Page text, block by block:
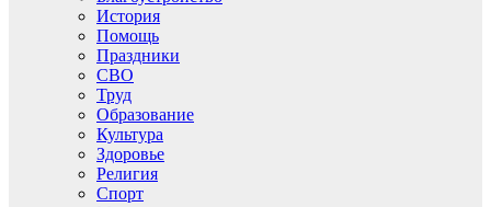
История
Помощь
Праздники
СВО
Труд
Образование
Культура
Здоровье
Религия
Спорт